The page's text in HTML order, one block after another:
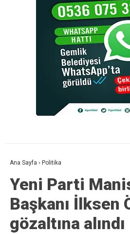
Ana Sayfa › Politika
Yeni Parti
Başkanı İlksen
gözaltına alındı